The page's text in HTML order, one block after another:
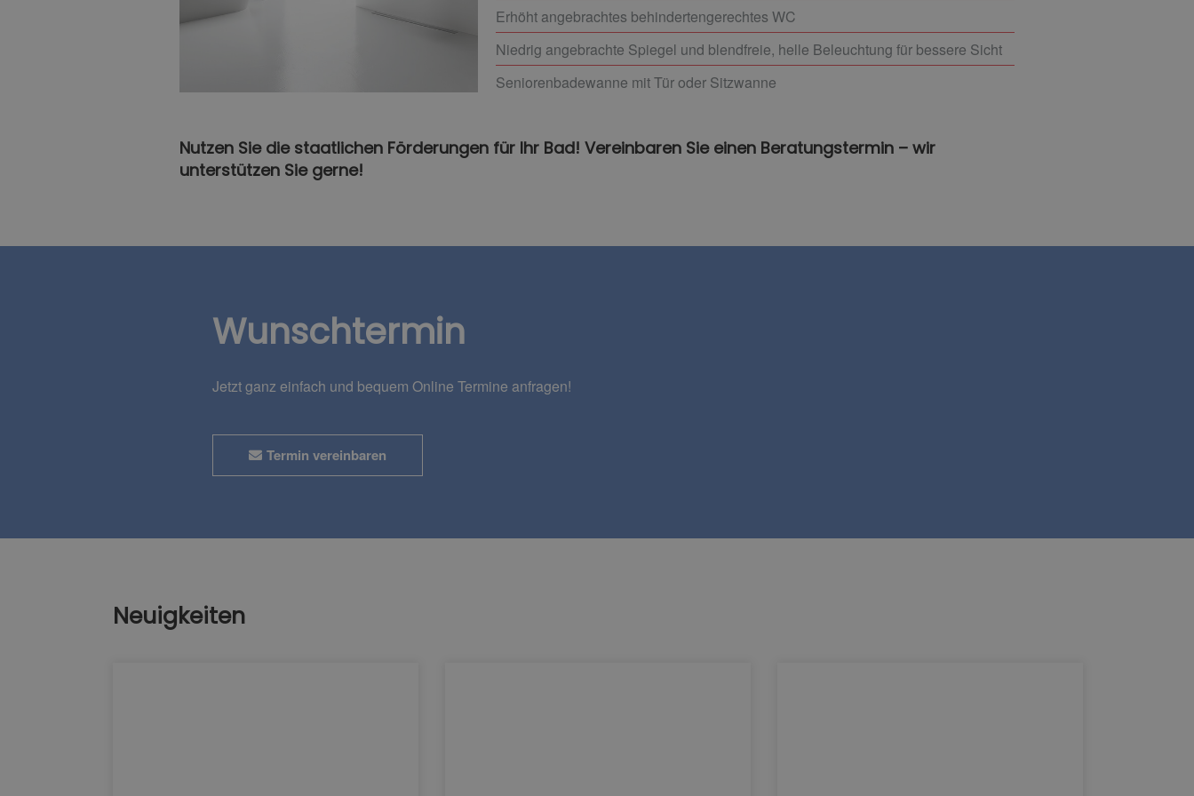
Erhöht angebrachtes behindertengerechtes WC
Niedrig angebrachte Spiegel und blendfreie, helle Beleuchtung für bessere Sicht
Seniorenbadewanne mit Tür oder Sitzwanne
Nutzen Sie die staatlichen Förderungen für Ihr Bad! Vereinbaren Sie einen Beratungstermin – wir
unterstützen Sie gerne!
Wunschtermin
Jetzt ganz einfach und bequem Online Termine anfragen!
Termin vereinbaren
Neuigkeiten